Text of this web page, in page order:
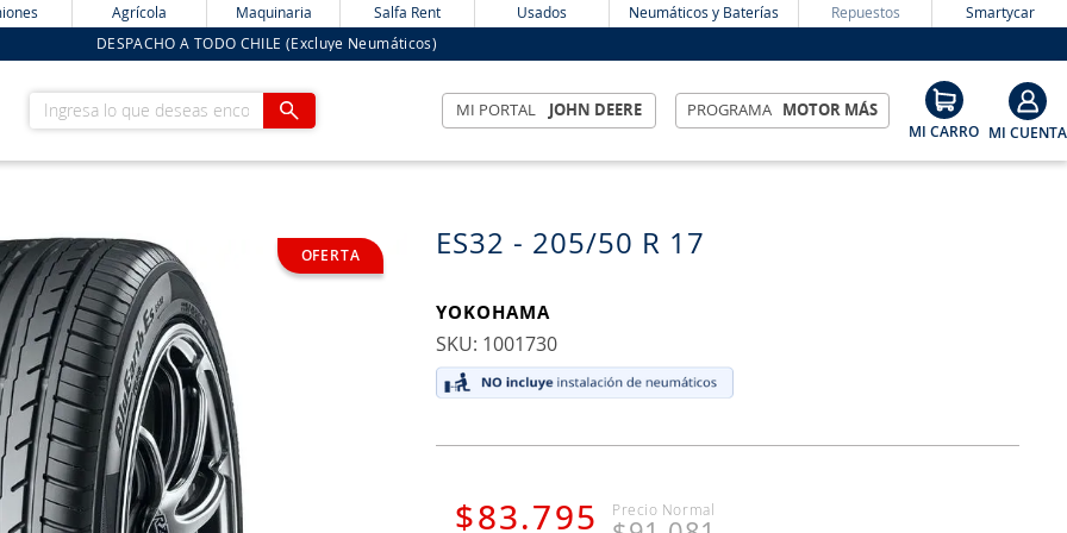
Agrícola Maquinaria Salfa Rent Usados Neumáticos y Baterías Repuestos Smartycar
DESPACHO A TODO CHILE (Excluye Neumáticos)
Ingresa lo que deseas encontrar MI PORTAL JOHN DEERE PROGRAMA MOTOR MÁS
ES32 - 205/50 R 17
YOKOHAMA
: 1001730
$83.795